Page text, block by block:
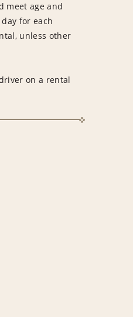
meet age and
for each
unless other
on a rental